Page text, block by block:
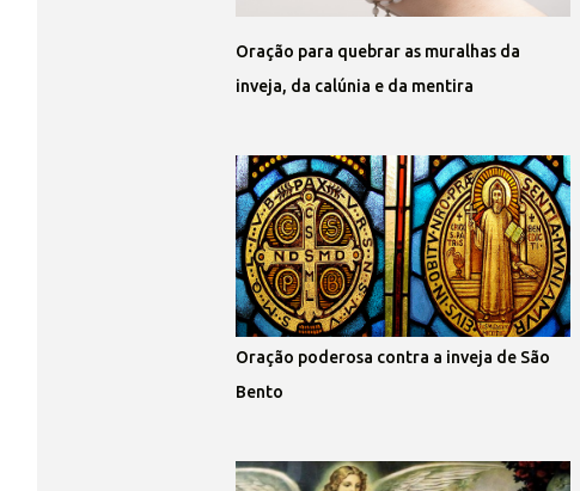
Oração para quebrar as muralhas da
inveja, da calúnia e da mentira
Oração poderosa contra a inveja de São
Bento